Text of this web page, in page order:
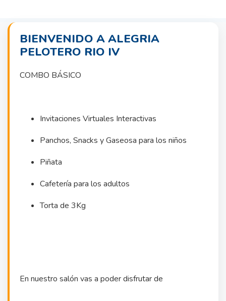
BIENVENIDO A ALEGRIA
PELOTERO RIO IV
COMBO BÁSICO
Invitaciones Virtuales Interactivas
Panchos, Snacks y Gaseosa para los niños
Piñata
Cafetería para los adultos
Torta de 3Kg
En nuestro salón vas a poder disfrutar de